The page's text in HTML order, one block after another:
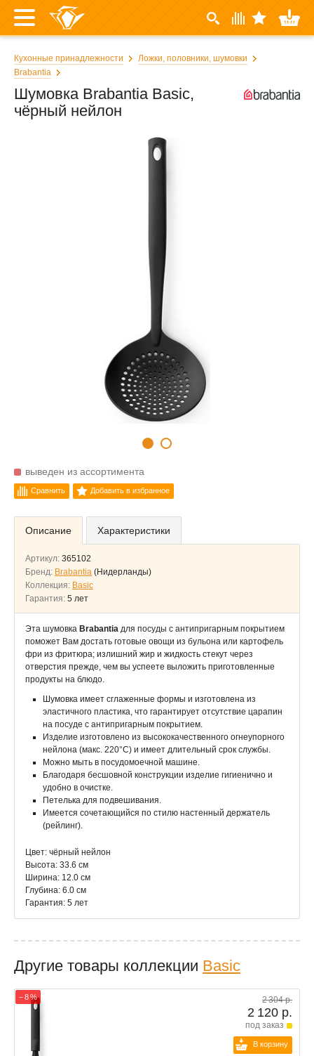
Кухонные принадлежности
Ложки, половники, шумовки
Brabantia
Шумовка Brabantia Basic,
чёрный нейлон
выведен из ассортимента
Сравнить Добавить в избранное
Описание Характеристики
Артикул: 365102
Бренд: Brabantia (Нидерланды)
Коллекция: Basic
Гарантия: 5 лет
Эта шумовка Brabantia для посуды с антипригарным покрытием
поможет Вам достать готовые овощи из бульона или картофель
фри из фритюра; излишний жир и жидкость стекут через
отверстия прежде, чем вы успеете выложить приготовленные
продукты на блюдо.
Шумовка имеет сглаженные формы и изготовлена из
эластичного пластика, что гарантирует отсутствие царапин
на посуде с антипригарным покрытием.
Изделие изготовлено из высококачественного огнеупорного
нейлона (макс. 220°C) и имеет длительный срок службы.
Можно мыть в посудомоечной машине.
Благодаря бесшовной конструкции изделие гигиенично и
удобно в очистке.
Петелька для подвешивания.
Имеется сочетающийся по стилю настенный держатель
(рейлинг).
Цвет: чёрный нейлон
Высота: 33.6 см
Ширина: 12.0 см
Глубина: 6.0 см
Гарантия: 5 лет
Другие товары коллекции Basic
− 8 % 2 304 р.
2 120 р.
под заказ
В корзину